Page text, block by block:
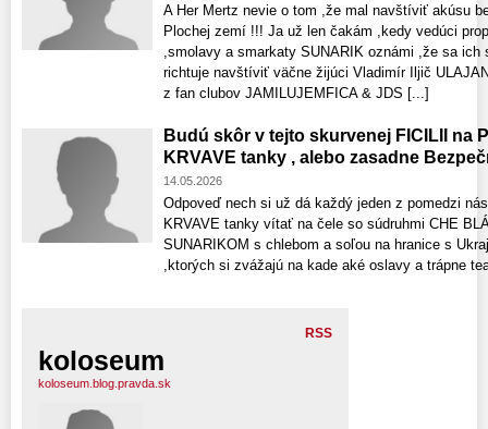
A Her Mertz nevie o tom ,že mal navštíviť akúsu
Plochej zemí !!! Ja už len čakám ,kedy vedúci
,smolavy a smarkaty SUNARIK oznámi ,že sa
richtuje navštíviť väčne žijúci Vladimír Iljič
z fan clubov JAMILUJEMFICA & JDS [...]
Budú skôr v tejto skurvenej FICILII na
KRVAVE tanky , alebo zasadne
14.05.2026
Odpoveď nech si už dá každý jeden z pomedzi
KRVAVE tanky vítať na čele so súdruhmi CHE
SUNARIKOM s chlebom a soľou na hranice s
,ktorých si zvážajú na kade aké oslavy a trápne
RSS
koloseum
koloseum.blog.pravda.sk